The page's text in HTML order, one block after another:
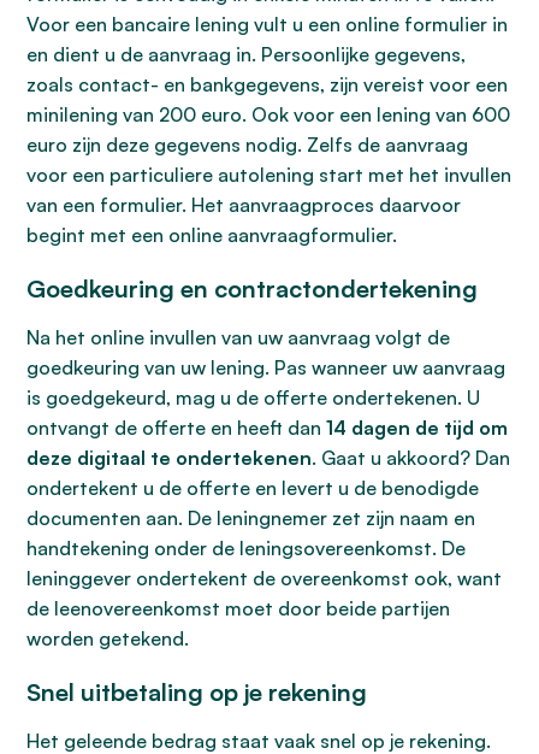
Voor een bancaire lening vult u een online formulier in
en dient u de aanvraag in. Persoonlijke gegevens,
zoals contact- en bankgegevens, zijn vereist voor een
minilening van 200 euro. Ook voor een lening van 600
euro zijn deze gegevens nodig. Zelfs de aanvraag
voor een particuliere autolening start met het invullen
van een formulier. Het aanvraagproces daarvoor
begint met een online aanvraagformulier.
Goedkeuring en contractondertekening
Na het online invullen van uw aanvraag volgt de
goedkeuring van uw lening. Pas wanneer uw aanvraag
is goedgekeurd, mag u de offerte ondertekenen. U
ontvangt de offerte en heeft dan 14 dagen de tijd om
deze digitaal te ondertekenen. Gaat u akkoord? Dan
ondertekent u de offerte en levert u de benodigde
documenten aan. De leningnemer zet zijn naam en
handtekening onder de leningsovereenkomst. De
leninggever ondertekent de overeenkomst ook, want
de leenovereenkomst moet door beide partijen
worden getekend.
Snel uitbetaling op je rekening
Het geleende bedrag staat vaak snel op je rekening.